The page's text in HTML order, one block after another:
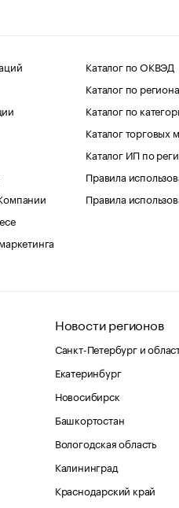
Каталог по ОКВЭД
Каталог по
Каталог по
Каталог торговых
Каталог ИП по
Правила
Правила
Новости регионов
Санкт-Петербург и
Екатеринбург
Новосибирск
Башкортостан
Вологодская область
Калининград
Краснодарский край